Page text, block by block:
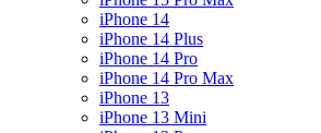
iPhone 14
iPhone 14 Plus
iPhone 14 Pro
iPhone 14 Pro Max
iPhone 13
iPhone 13 Mini